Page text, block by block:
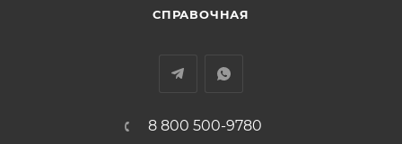
СПРАВОЧНАЯ
8 800 500-9780